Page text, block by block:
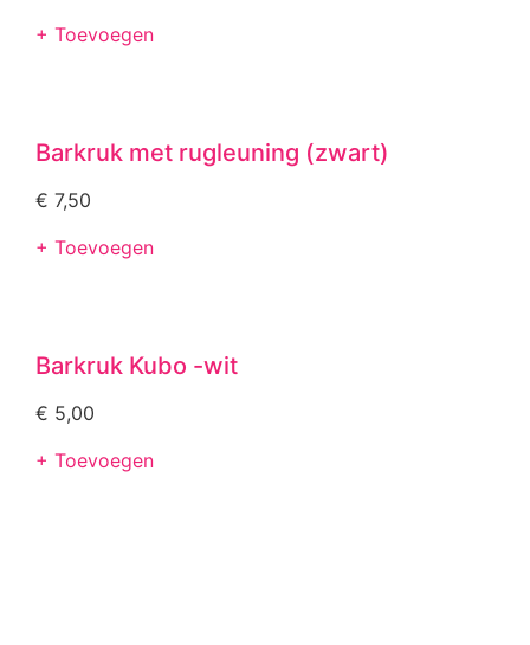
+ Toevoegen
Barkruk met rugleuning (zwart)
€ 7,50
+ Toevoegen
Barkruk Kubo -wit
€ 5,00
+ Toevoegen